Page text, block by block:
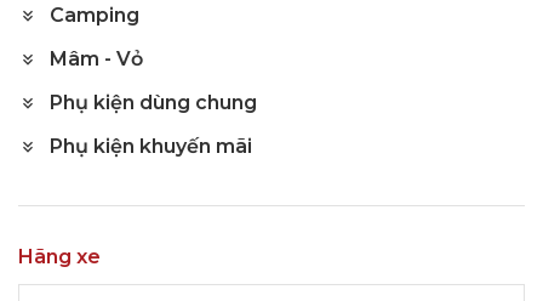
Camping
Mâm - Vỏ
Phụ kiện dùng chung
Phụ kiện khuyến mãi
Hãng xe